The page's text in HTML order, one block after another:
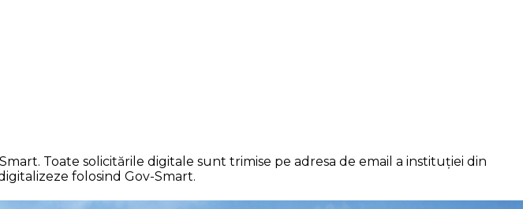
Toate solicitările digitale sunt trimise pe adresa de email a instituției din
folosind Gov-Smart.